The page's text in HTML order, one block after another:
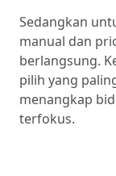
Sedangkan
manual dan
berlangsung.
pilih yang
menangkap
terfokus.